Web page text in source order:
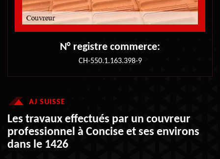
N° registre commerce:
CH-550.1.163.398-9
AJ SUISSE
Les travaux effectués par un couvreur
professionnel à Concise et ses environs
dans le 1426